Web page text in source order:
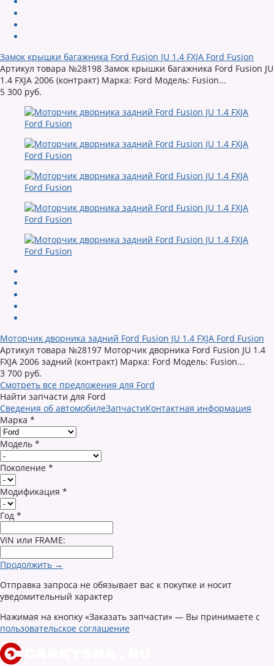
Замок крышки багажника Ford Fusion JU 1.4 FXJA Ford Fusion
Артикул товара №28198 Замок крышки багажника Ford Fusion JU
1.4 FXJA 2006 (контракт) Марка: Ford Модель: Fusion...
5 300 руб.
Моторчик дворника задний Ford Fusion JU 1.4 FXJA Ford Fusion
Артикул товара №28197 Моторчик дворника Ford Fusion JU 1.4
FXJA 2006 задний (контракт) Марка: Ford Модель: Fusion...
3 700 руб.
Смотреть все предложения для Ford
Найти запчасти для Ford
Сведения об автомобилеЗапчастиКонтактная информация
Марка *
Модель *
Поколение *
Модификация *
Год *
VIN или FRAME:
Продолжить →
Отправка запроса не обязывает вас к покупке и носит
уведомительный характер
Нажимая на кнопку «Заказать запчасти» — Вы принимаете с
пользовательское соглашение